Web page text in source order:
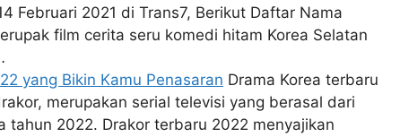
Februari 2021 di Trans7, Berikut Daftar Nama
film cerita seru komedi hitam Korea Selatan
yang Bikin Kamu Penasaran Drama Korea terbaru
merupakan serial televisi yang berasal dari
tahun 2022. Drakor terbaru 2022 menyajikan